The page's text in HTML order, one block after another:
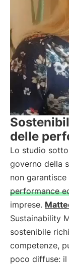
delle
Lo studio
governo della
non garantisce
performance
imprese.
Sustainability
sostenibile
competenze,
poco diffuse: